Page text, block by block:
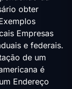
obter
Empresas
e federais.
de um
é
Endereço